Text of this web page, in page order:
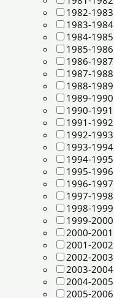
1982-1983
1983-1984
1984-1985
1985-1986
1986-1987
1987-1988
1988-1989
1989-1990
1990-1991
1991-1992
1992-1993
1993-1994
1994-1995
1995-1996
1996-1997
1997-1998
1998-1999
1999-2000
2000-2001
2001-2002
2002-2003
2003-2004
2004-2005
2005-2006